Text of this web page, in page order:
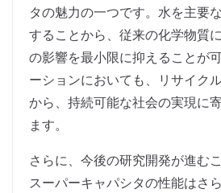
タの魅力の一つです。水を主要
することから、従来の化学物質
の影響を最小限に抑えることが
ーションにおいても、リサイク
から、持続可能な社会の実現に
ます。
さらに、今後の研究開発が進む
スーパーキャパシタの性能はさ